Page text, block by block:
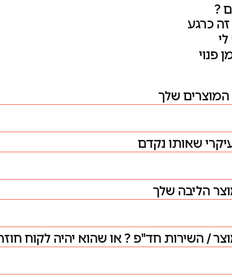
?
כרגע
פנוי
שלך
שאותו נקדם
הליבה שלך
/ השירות חד"פ ? או שהוא יהיה לקוח